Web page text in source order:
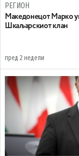
РЕГИОН
Maкедонецот Марко
Шкаљарскиот клан
пред 2 недели